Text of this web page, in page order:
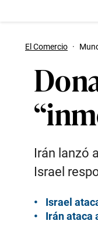
El Comercio ·
Irán lanzó
Israel
Israel
Irán ataca